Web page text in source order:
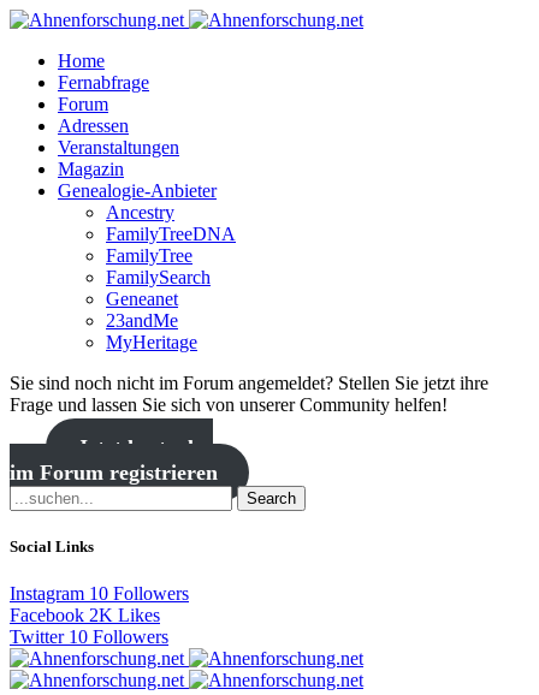
Home
Fernabfrage
Forum
Adressen
Veranstaltungen
Magazin
Genealogie-Anbieter
Ancestry
FamilyTreeDNA
FamilyTree
FamilySearch
Geneanet
23andMe
MyHeritage
Sie sind noch nicht im Forum angemeldet? Stellen Sie jetzt ihre
Frage und lassen Sie sich von unserer Community helfen!
Jetzt kostenlos
im Forum registrieren
Search
Social Links
Instagram 10 Followers
Facebook 2K Likes
Twitter 10 Followers